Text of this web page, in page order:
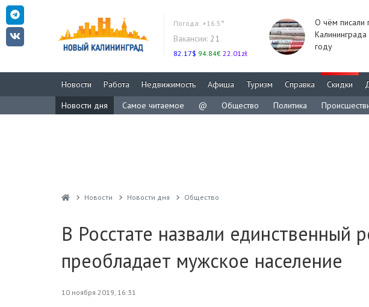
Погода: +16.5°
Вакансии: 21
82.17$ 94.84€ 22.01zł
О чём писали
году
Новости Работа Недвижимость Афиша Туризм Справка Скидки
Новости дня
Самое читаемое @ Общество Политика
Новости Новости дня Общество
В Росстате назвали единственный
преобладает мужское население
10 ноября 2019, 16:31